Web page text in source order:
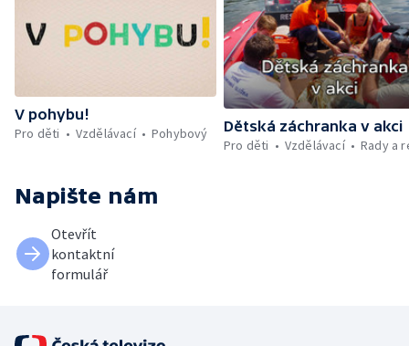
V pohybu!
Pro děti
Vzdělávací Pohybový
Dětská záchranka v akci
Pro děti
Vzdělávací Rady a
Napište nám
Otevřít
kontaktní
formulář